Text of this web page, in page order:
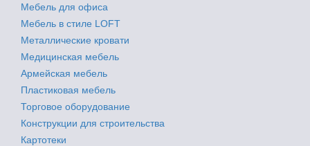
Мебель для офиса
Мебель в стиле LOFT
Металлические кровати
Медицинская мебель
Армейская мебель
Пластиковая мебель
Торговое оборудование
Конструкции для строительства
Картотеки